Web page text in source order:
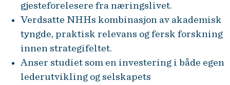
gjesteforelesere fra næringslivet.
Verdsatte NHHs kombinasjon av akademisk
tyngde, praktisk relevans og fersk forskning
innen strategifeltet.
Anser studiet som en investering i både egen
lederutvikling og selskapets